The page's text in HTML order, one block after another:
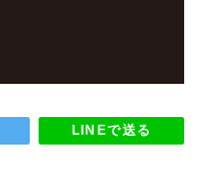
LINEで送る